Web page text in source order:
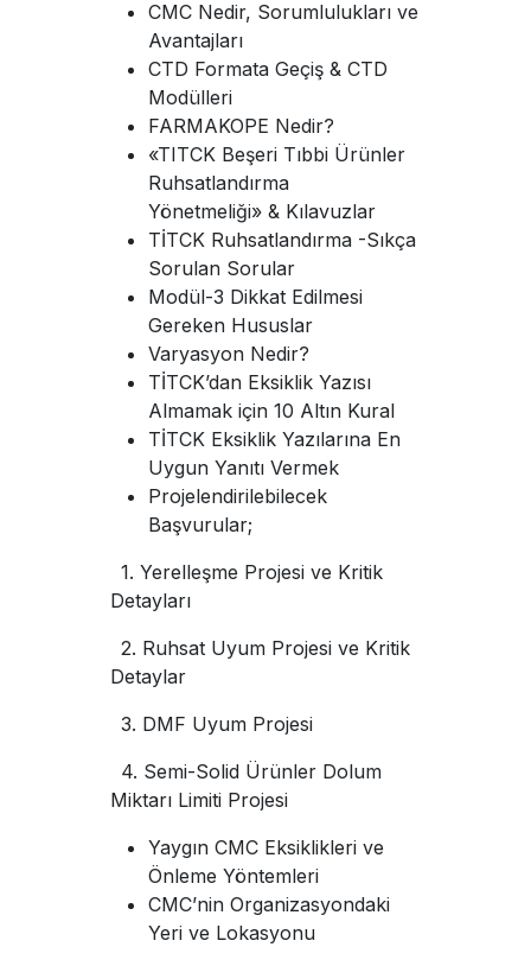
CMC Nedir, Sorumlulukları ve
Avantajları
CTD Formata Geçiş & CTD
Modülleri
FARMAKOPE Nedir?
«TITCK Beşeri Tıbbi Ürünler
Ruhsatlandırma
Yönetmeliği» & Kılavuzlar
TİTCK Ruhsatlandırma -Sıkça
Sorulan Sorular
Modül-3 Dikkat Edilmesi
Gereken Hususlar
Varyasyon Nedir?
TİTCK’dan Eksiklik Yazısı
Almamak için 10 Altın Kural
TİTCK Eksiklik Yazılarına En
Uygun Yanıtı Vermek
Projelendirilebilecek
Başvurular;
​​1. Yerelleşme Projesi ve Kritik
Detayları
​​2. Ruhsat Uyum Projesi ve Kritik
Detaylar
​3. DMF Uyum Projesi
​4. Semi-Solid Ürünler Dolum
Miktarı Limiti Projesi
Yaygın CMC Eksiklikleri ve
Önleme Yöntemleri
CMC’nin Organizasyondaki
Yeri ve Lokasyonu